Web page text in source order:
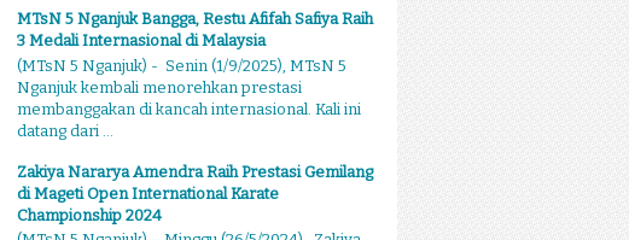
MTsN 5 Nganjuk Bangga, Restu Afifah Safiya Raih
3 Medali Internasional di Malaysia
(MTsN 5 Nganjuk) - Senin (1/9/2025), MTsN 5
Nganjuk kembali menorehkan prestasi
membanggakan di kancah internasional. Kali ini
datang dari ...
Zakiya Nararya Amendra Raih Prestasi Gemilang
di Mageti Open International Karate
Championship 2024